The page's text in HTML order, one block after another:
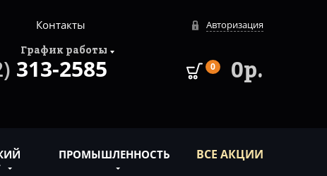
Авторизация
Контакты
0 0р.
График работы
313-2585
ПРОМЫШЛЕННОСТЬ ВСЕ АКЦИИ